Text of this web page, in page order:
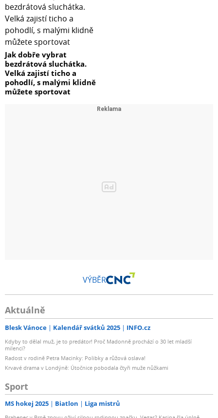
Jak dobře vybrat
bezdrátová sluchátka.
Velká zajistí ticho a
pohodlí, s malými klidně
můžete sportovat
VÝBĚR
Aktuálně
Blesk Vánoce Kalendář svátků 2025 INFO.cz
Kdyby to dělal muž, je to predátor! Proč Madonně prochází o 30 let mladší
milenci?
Radost v rodině Petra Macinky: Polibky a růžová oslava!
Krvavé drama v Londýně: Útočnice pobodala čtyři muže nůžkami
Sport
MS hokej 2025 Biatlon Liga mistrů